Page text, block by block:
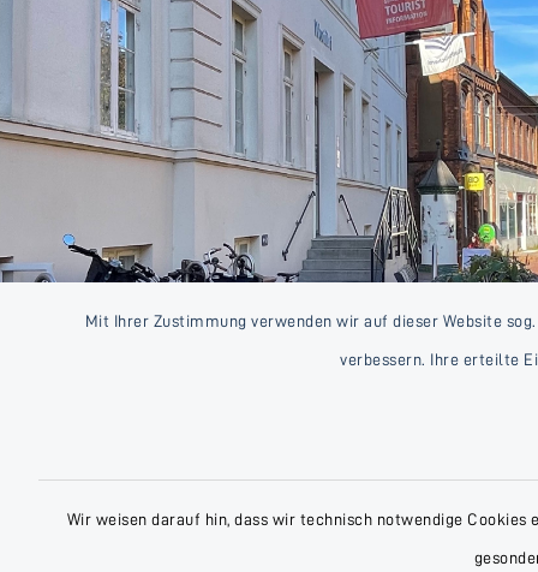
Mit Ihrer Zustimmung verwenden wir auf dieser Website
verbessern. Ihre erteilte
Wir weisen darauf hin, dass wir technisch notwendige